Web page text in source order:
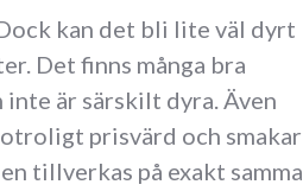
kan det bli lite väl dyrt
Det finns många bra
är särskilt dyra. Även
prisvärd och smakar
tillverkas på exakt samma